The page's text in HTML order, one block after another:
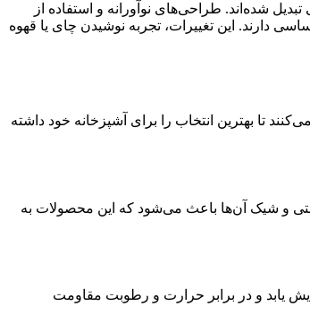
شده‌اند. طراحی‌های نوآورانه و استفاده از
دارند. این تغییرات، تجربه نوشیدن چای یا قهوه
تا بهترین انتخاب را برای آشپزخانه خود داشته
و شیک آن‌ها باعث می‌شود که این محصولات به
یابد و در برابر حرارت و رطوبت مقاومت